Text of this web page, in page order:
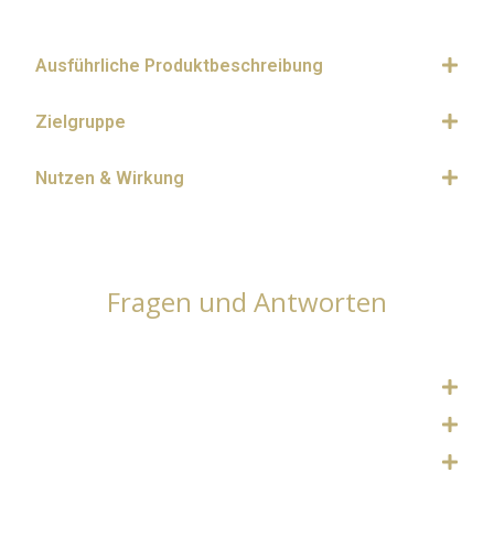
Ausführliche Produktbeschreibung
Zielgruppe
Nutzen & Wirkung
Fragen und Antworten